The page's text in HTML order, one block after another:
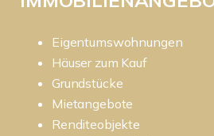
Eigentumswohnungen
Häuser zum Kauf
Grundstücke
Mietangebote
Renditeobjekte